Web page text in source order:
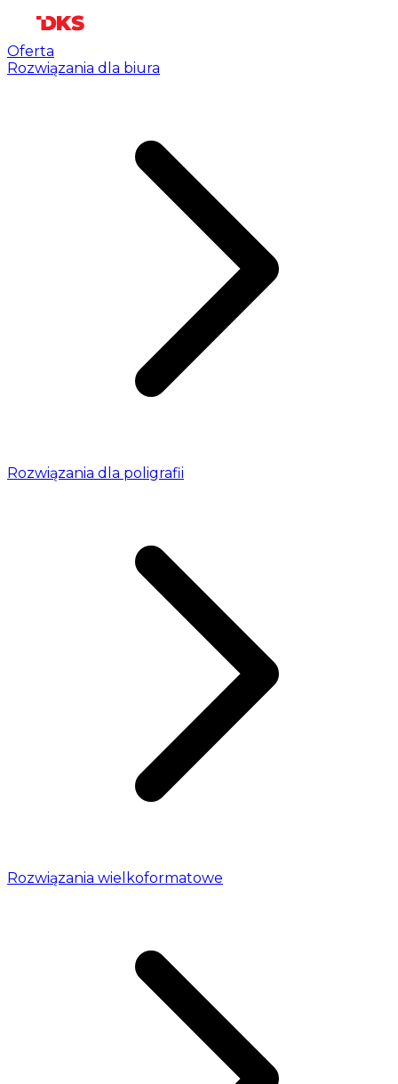
Oferta
Rozwiązania dla biura
Rozwiązania dla poligrafii
Rozwiązania wielkoformatowe